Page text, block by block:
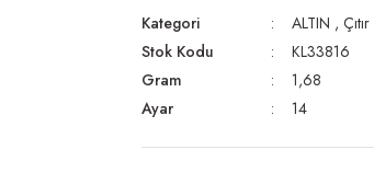
Kategori ALTIN ,
Stok Kodu
KL33816
Gram
1,68
Ayar
14